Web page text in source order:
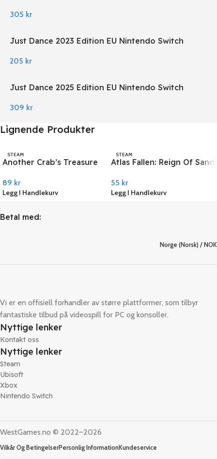
305 kr
Just Dance 2023 Edition EU Nintendo Switch
205 kr
Just Dance 2025 Edition EU Nintendo Switch
309 kr
Lignende Produkter
STEAM
Another Crab’s Treasure
89 kr
Legg I Handlekurv
STEAM
Atlas Fallen: Reign Of Sand
55 kr
Legg I Handlekurv
Betal med:
Norge (Norsk) / NOK
Vi er en offisiell forhandler av større plattformer, som tilbyr
fantastiske tilbud på videospill for PC og konsoller.
Nyttige lenker
Kontakt oss
Nyttige lenker
Steam
Ubisoft
Xbox
Nintendo Switch
WestGames.no © 2022–2026
Vilkår Og BetingelserPersonlig InformationKundeservice